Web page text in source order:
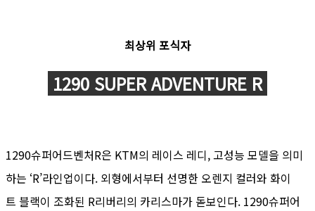
최상위 포식자
1290 SUPER ADVENTURE R
1290슈퍼어드벤처R은 KTM의 레이스 레디, 고성능 모델을 의미
하는 ‘R’라인업이다. 외형에서부터 선명한 오렌지 컬러와 화이
트 블랙이 조화된 R리버리의 카리스마가 돋보인다. 1290슈퍼어